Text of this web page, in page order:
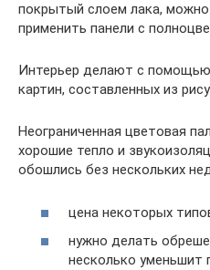
покрытый слоем лака,
применить панели с
Интерьер делают с
картин, составленных из
Неограниченная цветовая
хорошие тепло и
обошлись без нескольких
цена некоторых
нужно делать
несколько уменьшит